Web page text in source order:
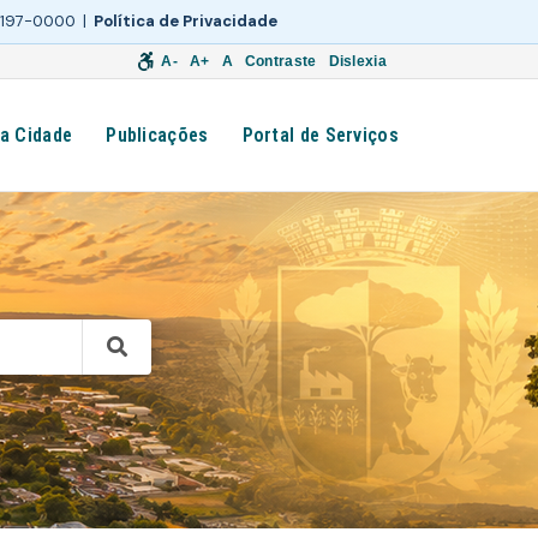
0000 | Política de Privacidade
A- A+ A Contraste Dislexia
Cidade Publicações Portal de Serviços